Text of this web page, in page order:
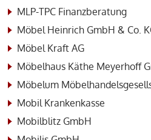
MLP-TPC Finanzberatung
Möbel Heinrich GmbH & Co.
Möbel Kraft AG
Möbelhaus Käthe Meyerhoff
Möbelum
Mobil Krankenkasse
Mobilblitz GmbH